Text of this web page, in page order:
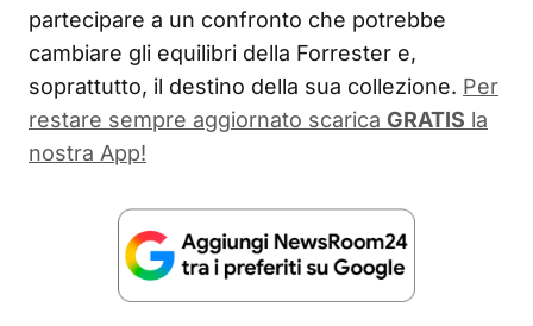
partecipare a un confronto che potrebbe
cambiare gli equilibri della Forrester e,
soprattutto, il destino della sua collezione. Per
restare sempre aggiornato scarica GRATIS la
nostra App!